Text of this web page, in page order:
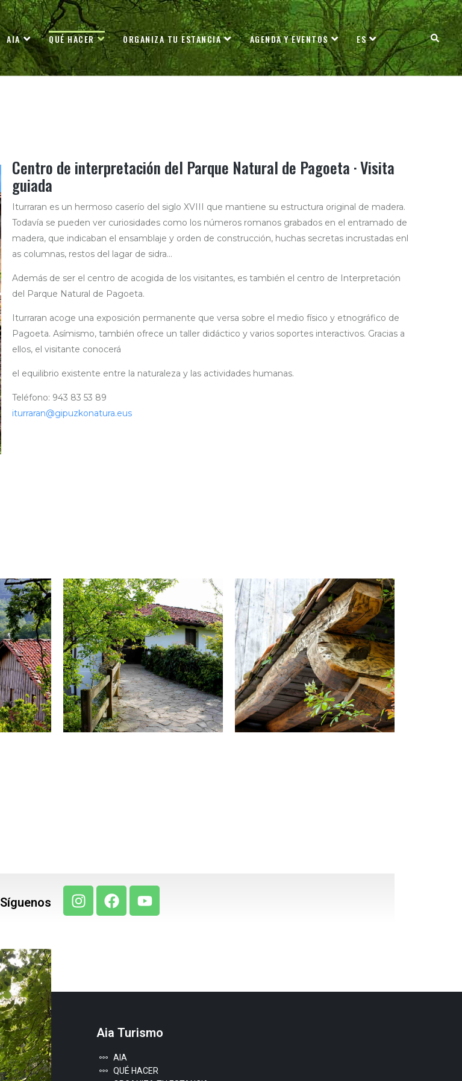
AIA QUÉ HACER ORGANIZA TU ESTANCIA AGENDA Y EVENTOS ES
Centro de interpretación del Parque Natural de Pagoeta · Visita
guiada
Iturraran es un hermoso caserío del siglo XVIII que mantiene su estructura original de madera.
Todavía se pueden ver curiosidades como los números romanos grabados en el entramado de
madera, que indicaban el ensamblaje y orden de construcción, huchas secretas incrustadas enl
as columnas, restos del lagar de sidra…
Además de ser el centro de acogida de los visitantes, es también el centro de Interpretación
del Parque Natural de Pagoeta.
Iturraran acoge una exposición permanente que versa sobre el medio físico y etnográfico de
Pagoeta. Asímismo, también ofrece un taller didáctico y varios soportes interactivos. Gracias a
ellos, el visitante conocerá
el equilibrio existente entre la naturaleza y las actividades humanas.
Teléfono: 943 83 53 89
iturraran@gipuzkonatura.eus
Síguenos
Aia Turismo
AIA
QUÉ HACER